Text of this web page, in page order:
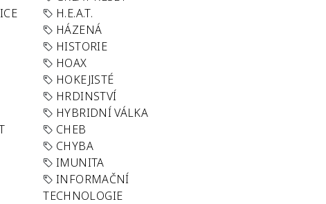
H.E.A.T.
HÁZENÁ
HISTORIE
HOAX
HOKEJISTÉ
HRDINSTVÍ
HYBRIDNÍ VÁLKA
CHEB
CHYBA
IMUNITA
INFORMAČNÍ
TECHNOLOGIE